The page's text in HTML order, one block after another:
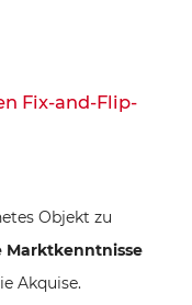
Fix-and-Flip-
Objekt zu
Marktkenntnisse
Akquise.